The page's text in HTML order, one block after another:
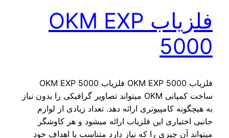
فلزیاب OKM EXP
5000
فلزیاب OKM EXP 5000 فلزیاب OKM EXP 5000
ساخت کمپانی OKM میتواند تصاویر گرافیکی را بدون نیاز
به هیچگونه کامپیوتری ارائه دهد. تعداد زیادی از لوازم
جانبی اختیاری این فلزیاب ارائه میشود و هر کاوشگر
میتواند آن چیزی را که نیاز دارد متناسب با اهداف خود